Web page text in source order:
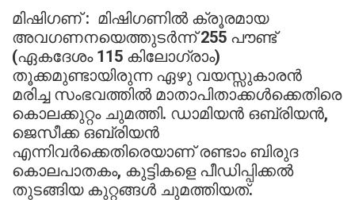
മിഷിഗണ് : മിഷിഗണിൽ ക്രൂരമായ
അവഗണനയെത്തുടർന്ന് 255 പൗണ്ട്
(ഏകദേശം 115 കിലോഗ്രാം)
തൂക്കമുണ്ടായിരുന്ന ഏഴു വയസ്സുകാരൻ
മരിച്ച സംഭവത്തിൽ മാതാപിതാക്കൾക്കെതിരെ
കൊലക്കുറ്റം ചുമത്തി. ഡാമിയൻ ഒബ്രിയൻ,
ജെസീക്ക ഒബ്രിയൻ
എന്നിവർക്കെതിരെയാണ് രണ്ടാം ബിരുദ
കൊലപാതകം, കുട്ടികളെ പീഡിപ്പിക്കൽ
തുടങ്ങിയ കുറ്റങ്ങൾ ചുമത്തിയത്.